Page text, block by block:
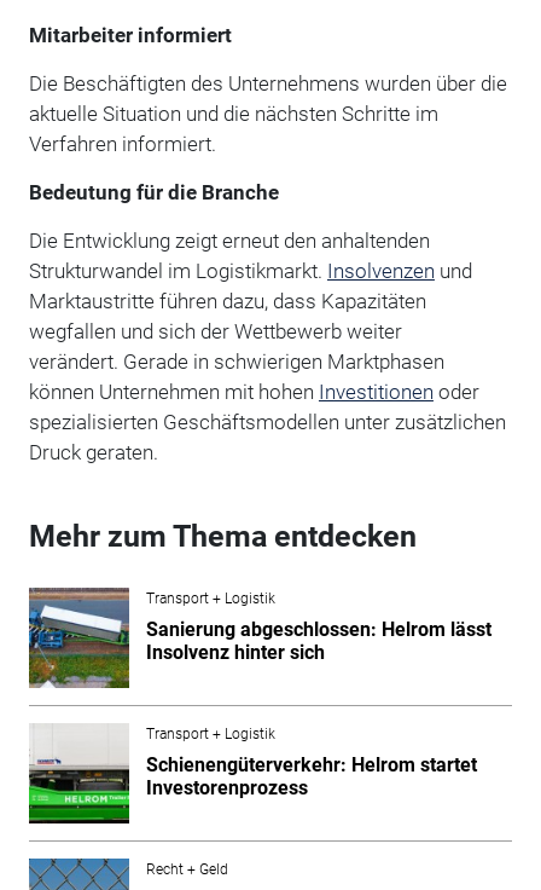
Mitarbeiter informiert
Die Beschäftigten des Unternehmens wurden über die
aktuelle Situation und die nächsten Schritte im
Verfahren informiert.
Bedeutung für die Branche
Die Entwicklung zeigt erneut den anhaltenden
Strukturwandel im Logistikmarkt. Insolvenzen und
Marktaustritte führen dazu, dass Kapazitäten
wegfallen und sich der Wettbewerb weiter
verändert. Gerade in schwierigen Marktphasen
können Unternehmen mit hohen Investitionen oder
spezialisierten Geschäftsmodellen unter zusätzlichen
Druck geraten.
Mehr zum Thema entdecken
Transport + Logistik
Sanierung abgeschlossen: Helrom lässt
Insolvenz hinter sich
Transport + Logistik
Schienengüterverkehr: Helrom startet
Investorenprozess
Recht + Geld